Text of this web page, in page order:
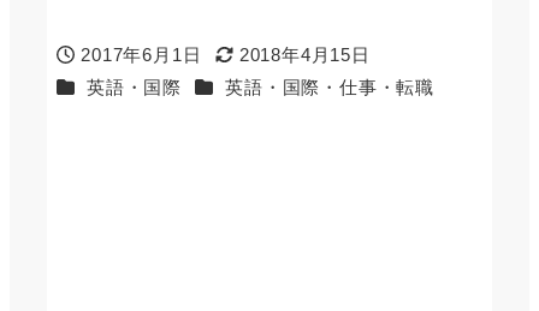
投稿日
2017年6月1日
更新日
2018年4月15日
カテゴリー
英語・国際 カテゴリー
英語・国際・仕事・転職